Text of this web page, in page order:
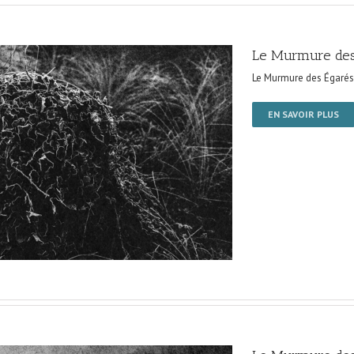
Le Murmure
Le Murmure des Égarés
EN SAVOIR PLUS